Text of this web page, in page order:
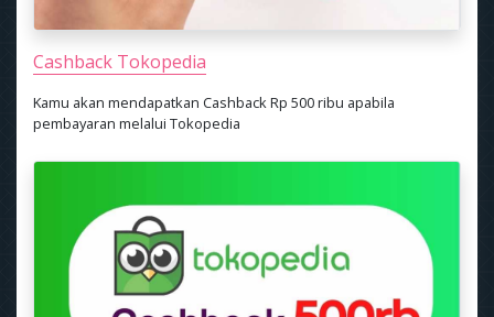
Cashback Tokopedia
Kamu akan mendapatkan Cashback Rp 500 ribu apabila
pembayaran melalui Tokopedia